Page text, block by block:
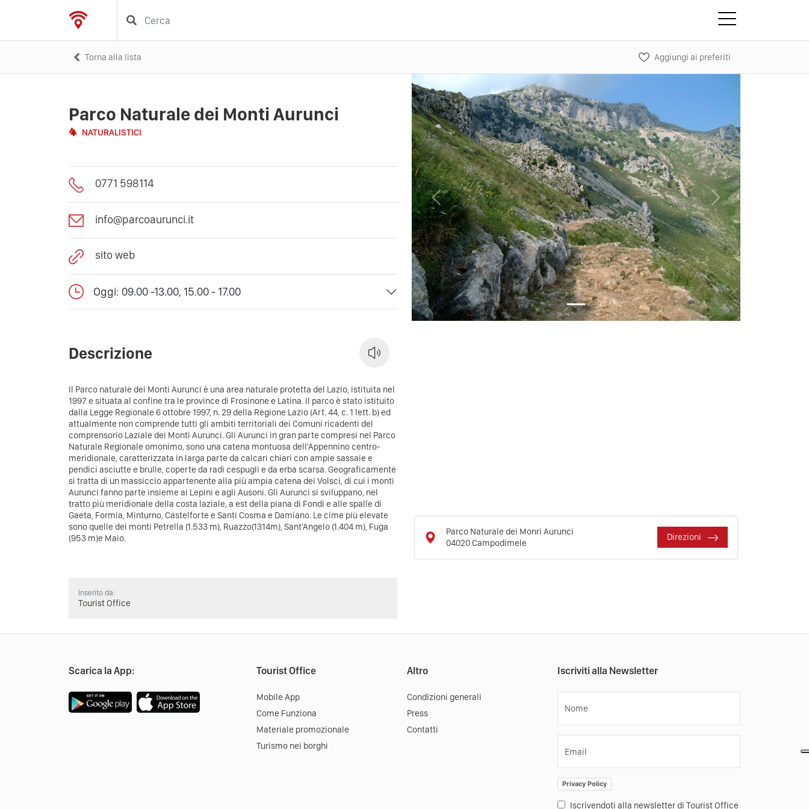
Torna alla lista Aggiungi ai preferiti
Parco Naturale dei Monti Aurunci
NATURALISTICI
0771 598114
info@parcoaurunci.it
sito web
Oggi: 09.00 -13.00, 15.00 - 17.00
Descrizione
Il Parco naturale dei Monti Aurunci è una area naturale protetta del Lazio, istituita nel
1997 e situata al confine tra le province di Frosinone e Latina. Il parco è stato istituito
dalla Legge Regionale 6 ottobre 1997, n. 29 della Regione Lazio (Art. 44, c. 1 lett. b) ed
attualmente non comprende tutti gli ambiti territoriali dei Comuni ricadenti del
comprensorio Laziale dei Monti Aurunci.Gli Aurunci in gran parte compresi nel Parco
Naturale Regionale omonimo, sono una catena montuosa dell'Appennino centro-
meridionale, caratterizzata in larga parte da calcari chiari con ampie sassaie e
pendici asciutte e brulle, coperte da radi cespugli e da erba scarsa. Geograficamente
si tratta di un massiccio appartenente alla più ampia catena dei Volsci, di cui i monti
Aurunci fanno parte insieme ai Lepini e agli Ausoni. Gli Aurunci si sviluppano, nel
tratto più meridionale della costa laziale, a est della piana di Fondi e alle spalle di
Gaeta, Formia, Minturno, Castelforte e Santi Cosma e Damiano. Le cime più elevate
sono quelle dei monti Petrella (1.533 m), Ruazzo(1314m), Sant'Angelo (1.404 m), Fuga
(953 m)e Maio.
Inserito da:
Tourist Office
Previous Next
Parco Naturale dei Monri Aurunci
04020Campodimele
Direzioni
Scarica la App: Tourist Office
Mobile App
Come Funziona
Materiale promozionale
Turismo nei borghi
Altro
Condizioni generali
Press
Contatti
Iscriviti alla Newsletter
Nome
Email
Privacy Policy
Iscrivendoti alla newsletter di Tourist Office